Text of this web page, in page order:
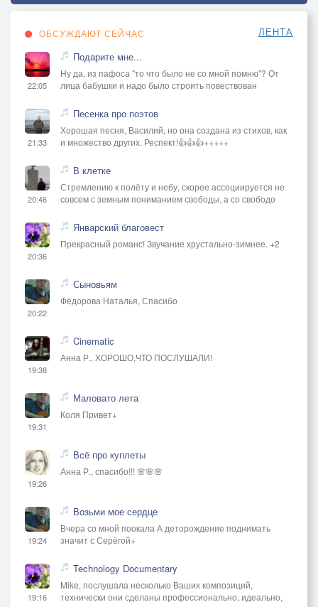
ОБСУЖДАЮТ СЕЙЧАС ЛЕНТА
22:05
Подарите мне...
Ну да, из пафоса "то что было не со мной помню"? От
лица бабушки и надо было строить повествован
21:33
Песенка про поэтов
Хорошая песня, Василий, но она создана из стихов, как
и множество других. Респект!👍👍👍+++++
20:46
В клетке
Стремлению к полёту и небу, скорее ассоциируется не
совсем с земным пониманием свободы, а со свободо
20:36
Январский благовест
Прекрасный романс! Звучание хрустально-зимнее. +2
20:22
Сыновьям
Фёдорова Наталья, Спасибо
19:38
Cinematic
Анна Р., ХОРОШО,ЧТО ПОСЛУШАЛИ!
19:31
Маловато лета
Коля Привет+
19:26
Всё про куплеты
Анна Р., спасибо!!! 🌸🌸🌸
19:24
Возьми мое сердце
Вчера со мной поокала А деторождение поднимать
значит с Серёгой+
19:16
Technology Documentary
Mike, послушала несколько Ваших композиций,
технически они сделаны профессионально, идеально,